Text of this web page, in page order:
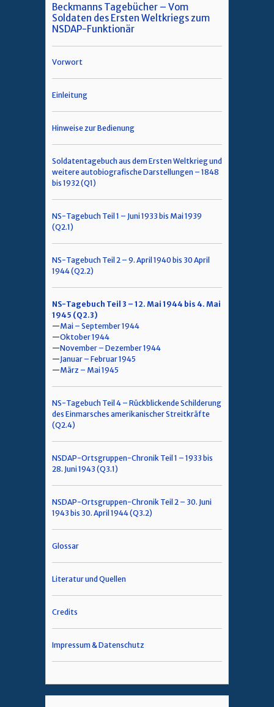
Beckmanns Tagebücher – Vom
Soldaten des Ersten Weltkriegs zum
NSDAP-Funktionär
Vorwort
Einleitung
Hinweise zur Bedienung
Soldatentagebuch aus dem Ersten Weltkrieg und
weitere autobiografische Darstellungen – 1848
bis 1932 (Q1)
NS-Tagebuch Teil 1 – Juni 1933 bis Mai 1939
(Q2.1)
NS-Tagebuch Teil 2 – 9. April 1940 bis 30 April
1944 (Q2.2)
NS-Tagebuch Teil 3 – 12. Mai 1944 bis 4. Mai
1945 (Q2.3)
Mai – September 1944
Oktober 1944
November – Dezember 1944
Januar – Februar 1945
März – Mai 1945
NS-Tagebuch Teil 4 – Rückblickende Schilderung
des Einmarsches amerikanischer Streitkräfte
(Q2.4)
NSDAP-Ortsgruppen-Chronik Teil 1 – 1933 bis
28. Juni 1943 (Q3.1)
NSDAP-Ortsgruppen-Chronik Teil 2 – 30. Juni
1943 bis 30. April 1944 (Q3.2)
Glossar
Literatur und Quellen
Credits
Impressum & Datenschutz